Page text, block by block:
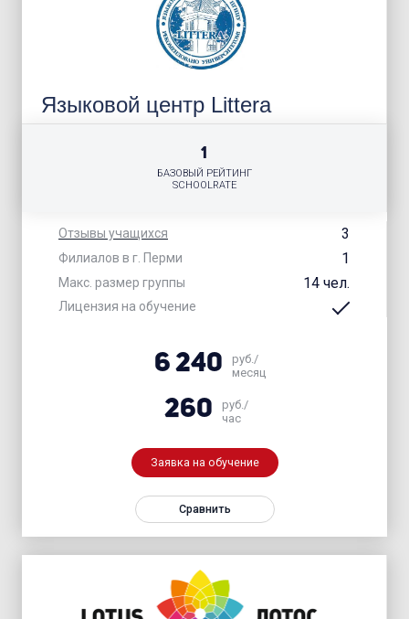
Языковой центр Littera
Отзывы учащихся 3
Филиалов в г. Перми 1
Макс. размер группы 14 чел.
Лицензия на обучение
1
БАЗОВЫЙ РЕЙТИНГ
SCHOOLRATE
6 240
руб./
месяц
260
руб./
час
Заявка на обучение
Сравнить